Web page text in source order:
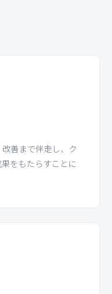
善まで伴走し、ク
をもたらすことに